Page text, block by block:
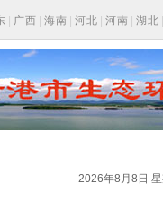
广西 海南 河北 河南 湖北
2026年8月8日